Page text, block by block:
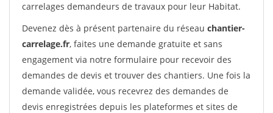
carrelages demandeurs de travaux pour leur Habitat.
Devenez dès à présent partenaire du réseau chantier-
carrelage.fr, faites une demande gratuite et sans
engagement via notre formulaire pour recevoir des
demandes de devis et trouver des chantiers. Une fois la
demande validée, vous recevrez des demandes de
devis enregistrées depuis les plateformes et sites de